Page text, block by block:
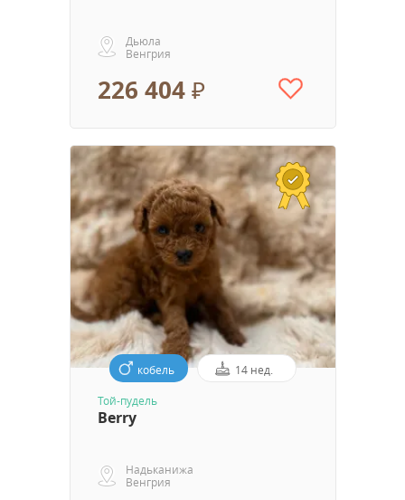
Дьюла
Венгрия
226 404 ₽
кобель 14 нед.
Той-пудель
Berry
Надьканижа
Венгрия